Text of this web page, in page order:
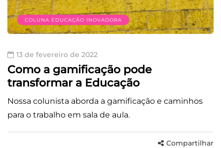
COLUNA EDUCAÇÃO INOVADORA
13 de fevereiro de 2022
Como a gamificação pode
transformar a Educação
Nossa colunista aborda a gamificação e caminhos
para o trabalho em sala de aula.
Compartilhar